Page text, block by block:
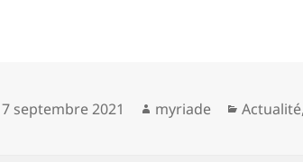
septembre 2021 Auteur
myriade Actualité,